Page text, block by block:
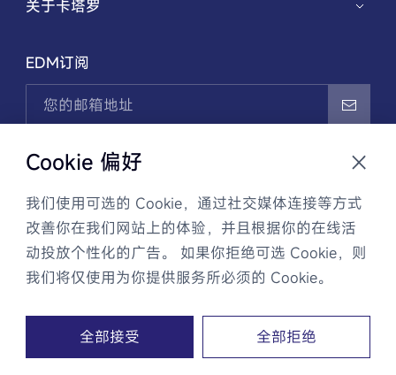
机械解决方案
电子解决方案
关于卡塔罗
创新历程
EDM订阅
我已阅读并同意
，且通过EDM邮件接收卡塔罗
商业信息和最新动态。可随时联系客服取消订阅。
隐私政策 法律声明 网站地图
苏ICP备13021212号-3弹簧厂Support by 空谷KGU
Cookie 偏好
我们使用可选的 Cookie，通过社交媒体连接等方式
改善你在我们网站上的体验，并且根据你的在线活
动投放个性化的广告。 如果你拒绝可选 Cookie，则
我们将仅使用为你提供服务所必须的 Cookie。
全部接受 全部拒绝